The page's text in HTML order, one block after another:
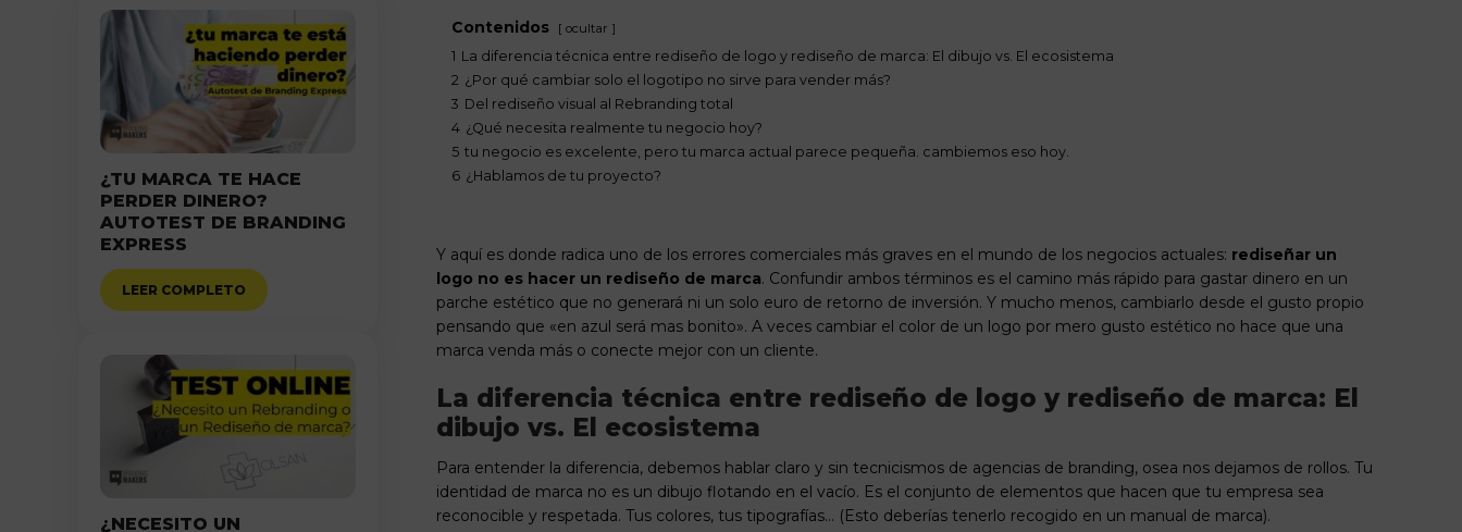
Contenidos ocultar
1 La diferencia técnica entre rediseño de logo y rediseño de marca: El dibujo vs. El ecosistema
2 ¿Por qué cambiar solo el logotipo no sirve para vender más?
3 Del rediseño visual al Rebranding total
4 ¿Qué necesita realmente tu negocio hoy?
5 tu negocio es excelente, pero tu marca actual parece pequeña. cambiemos eso hoy.
6 ¿Hablamos de tu proyecto?
Y aquí es donde radica uno de los errores comerciales más graves en el mundo de los negocios actuales: rediseñar un
logo no es hacer un rediseño de marca. Confundir ambos términos es el camino más rápido para gastar dinero en un
parche estético que no generará ni un solo euro de retorno de inversión. Y mucho menos, cambiarlo desde el gusto propio
pensando que «en azul será mas bonito». A veces cambiar el color de un logo por mero gusto estético no hace que una
marca venda más o conecte mejor con un cliente.
La diferencia técnica entre rediseño de logo y rediseño de marca: El
dibujo vs. El ecosistema
Para entender la diferencia, debemos hablar claro y sin tecnicismos de agencias de branding, osea nos dejamos de rollos. Tu
identidad de marca no es un dibujo flotando en el vacío. Es el conjunto de elementos que hacen que tu empresa sea
reconocible y respetada. Tus colores, tus tipografías… (Esto deberías tenerlo recogido en un manual de marca).
¿TU MARCA TE HACE
PERDER DINERO?
AUTOTEST DE BRANDING
EXPRESS
LEER COMPLETO
¿NECESITO UN